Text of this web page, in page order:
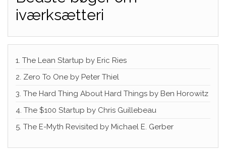
iværksætteri
1. The Lean Startup by Eric Ries
2. Zero To One by Peter Thiel
3. The Hard Thing About Hard Things by Ben Horowitz
4. The $100 Startup by Chris Guillebeau
5. The E-Myth Revisited by Michael E. Gerber